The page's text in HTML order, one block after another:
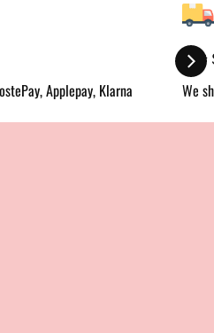
Applepay, Klarna
We